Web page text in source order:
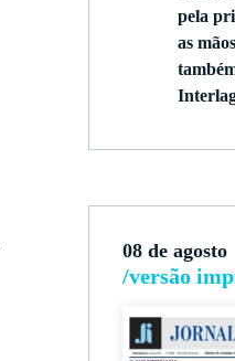
pela
as
08 de agosto
/versão